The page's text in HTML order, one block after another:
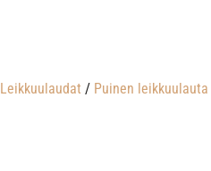
Leikkuulaudat / Puinen leikkuulauta